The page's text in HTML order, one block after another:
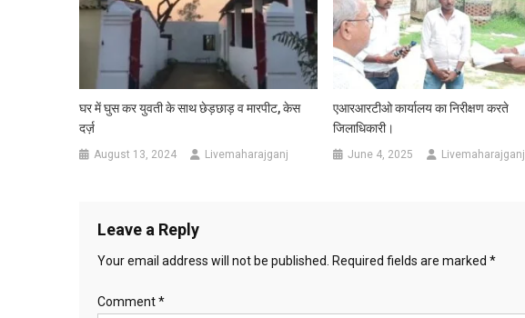
घर में घुस कर युवती के साथ छेड़छाड़ व मारपीट, केस
दर्ज़
August 13, 2024 Livemaharajganj
एआरआरटीओ कार्यालय का निरीक्षण करते
जिलाधिकारी।
June 4, 2025 Livemaharajganj
Leave a Reply
Your email address will not be published. Required fields are marked *
Comment*